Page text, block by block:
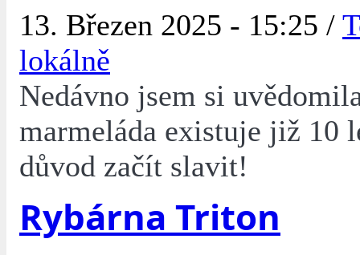
13. Březen 2025 - 15:25 /
lokálně
Nedávno jsem si
marmeláda existuje již 10
důvod začít slavit!
Rybárna Triton